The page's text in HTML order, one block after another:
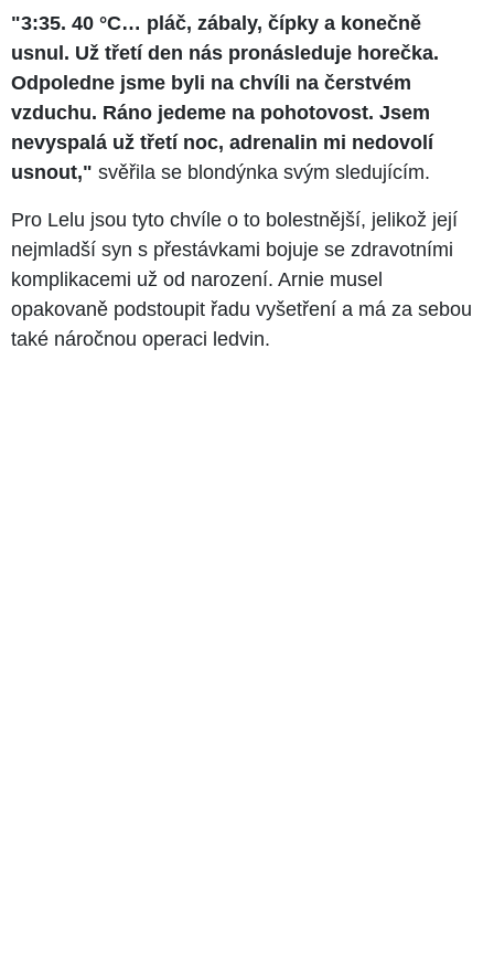
"3:35. 40 °C… pláč, zábaly, čípky a konečně
usnul. Už třetí den nás pronásleduje horečka.
Odpoledne jsme byli na chvíli na čerstvém
vzduchu. Ráno jedeme na pohotovost. Jsem
nevyspalá už třetí noc, adrenalin mi nedovolí
usnout," svěřila se blondýnka svým sledujícím.
Pro Lelu jsou tyto chvíle o to bolestnější, jelikož její
nejmladší syn s přestávkami bojuje se zdravotními
komplikacemi už od narození. Arnie musel
opakovaně podstoupit řadu vyšetření a má za sebou
také náročnou operaci ledvin.